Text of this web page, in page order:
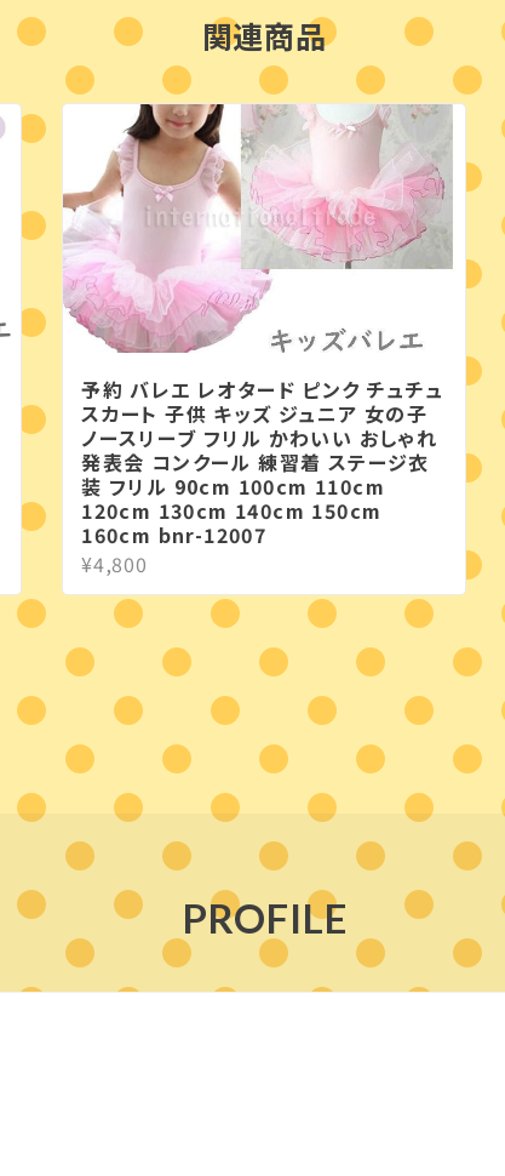
関連商品
予約 バレエ レオタード ピンク チュチュ
スカート 子供 キッズ ジュニア 女の子
ノースリーブ フリル かわいい おしゃれ
発表会 コンクール 練習着 ステージ衣
装 フリル 90cm 100cm 110cm
120cm 130cm 140cm 150cm
160cm bnr-12007
¥4,800
PROFILE